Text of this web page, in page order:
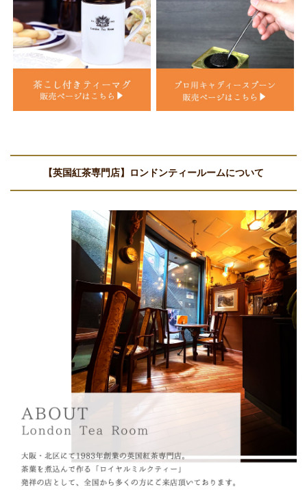
【英国紅茶専門店】ロンドンティールームについて